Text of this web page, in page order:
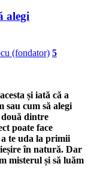
alegi
(fondator) 5
și iată că a
sau cum să alegi
dintre
poate face
te uda la primii
în natură. Dar
misterul și să luăm